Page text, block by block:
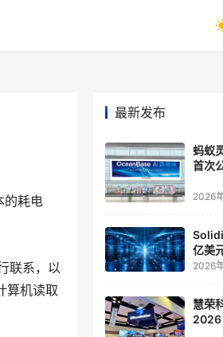
的耗电
联系，以
算机读取
最新发布
蚂蚁
首次
2026
亿美
做准
2026
慧荣
2026